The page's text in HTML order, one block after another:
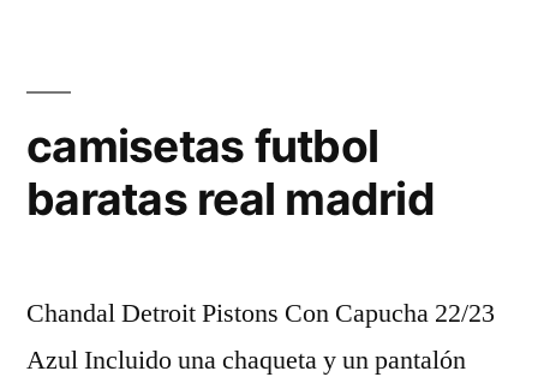
camisetas futbol
baratas real madrid
Chandal Detroit Pistons Con Capucha 22/23
Azul Incluido una chaqueta y un pantalón